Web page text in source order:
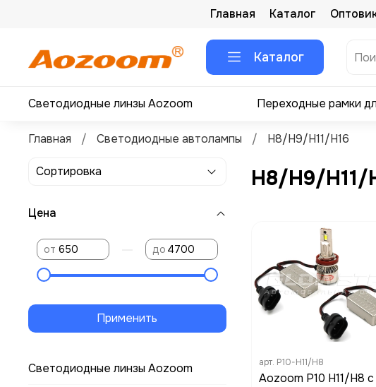
Главная Каталог
Каталог
Светодиодные линзы Aozoom Переходные рамки
Главная Светодиодные автолампы H8/H9/H11/H16
H8/H9/H11/
арт. P10-H11/H8
Aozoom P10 H11/H8 с
Цена
от до
Применить
Светодиодные линзы Aozoom